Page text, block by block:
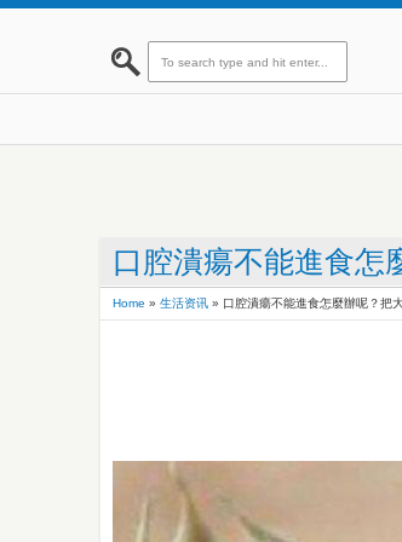
口腔潰瘍不能進食怎
Home » 生活资讯 » 口腔潰瘍不能進食怎麼辦呢？把